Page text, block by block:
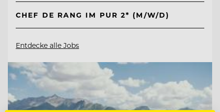
CHEF DE RANG IM PUR 2* (M/W/D)
Entdecke alle Jobs